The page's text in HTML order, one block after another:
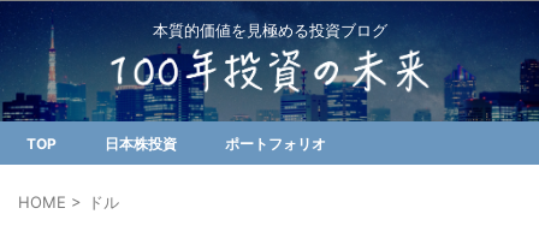
本質的価値を見極める投資ブログ
TOP 日本株投資 ポートフォリオ
HOME > ドル